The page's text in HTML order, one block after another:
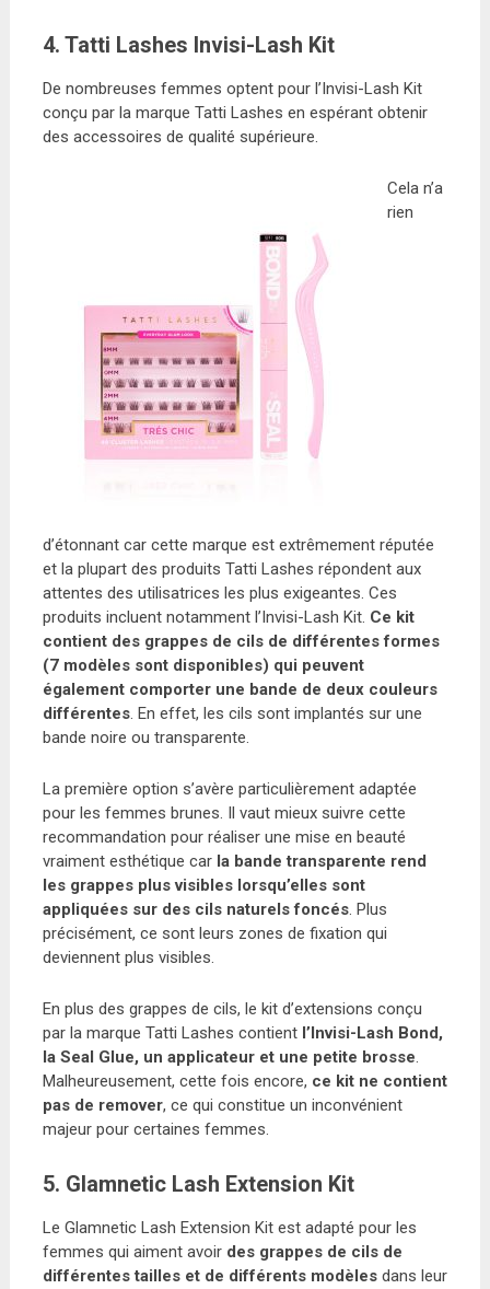
4. Tatti Lashes Invisi-Lash Kit
De nombreuses femmes optent pour l’Invisi-Lash Kit
conçu par la marque Tatti Lashes en espérant obtenir
des accessoires de qualité supérieure.
Cela n’a
rien
d’étonnant car cette marque est extrêmement réputée
et la plupart des produits Tatti Lashes répondent aux
attentes des utilisatrices les plus exigeantes. Ces
produits incluent notamment l’Invisi-Lash Kit. Ce kit
contient des grappes de cils de différentes formes
(7 modèles sont disponibles) qui peuvent
également comporter une bande de deux couleurs
différentes. En effet, les cils sont implantés sur une
bande noire ou transparente.
La première option s’avère particulièrement adaptée
pour les femmes brunes. Il vaut mieux suivre cette
recommandation pour réaliser une mise en beauté
vraiment esthétique car la bande transparente rend
les grappes plus visibles lorsqu’elles sont
appliquées sur des cils naturels foncés. Plus
précisément, ce sont leurs zones de fixation qui
deviennent plus visibles.
En plus des grappes de cils, le kit d’extensions conçu
par la marque Tatti Lashes contient l’Invisi-Lash Bond,
la Seal Glue, un applicateur et une petite brosse.
Malheureusement, cette fois encore, ce kit ne contient
pas de remover, ce qui constitue un inconvénient
majeur pour certaines femmes.
5. Glamnetic Lash Extension Kit
Le Glamnetic Lash Extension Kit est adapté pour les
femmes qui aiment avoir des grappes de cils de
différentes tailles et de différents modèlesdans leur